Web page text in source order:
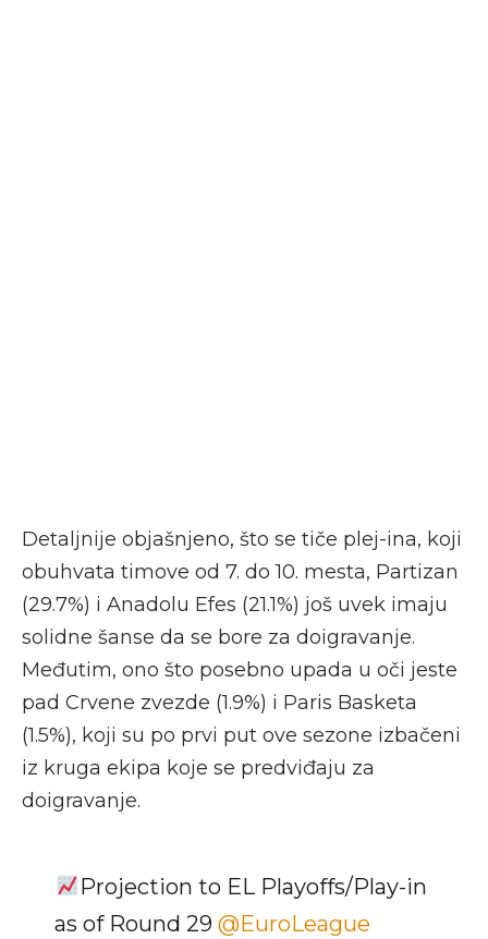
Detaljnije objašnjeno, što se tiče plej-ina, koji
obuhvata timove od 7. do 10. mesta, Partizan
(29.7%) i Anadolu Efes (21.1%) još uvek imaju
solidne šanse da se bore za doigravanje.
Međutim, ono što posebno upada u oči jeste
pad Crvene zvezde (1.9%) i Paris Basketa
(1.5%), koji su po prvi put ove sezone izbačeni
iz kruga ekipa koje se predviđaju za
doigravanje.
Projection to EL Playoffs/Play-in
as of Round 29@EuroLeague